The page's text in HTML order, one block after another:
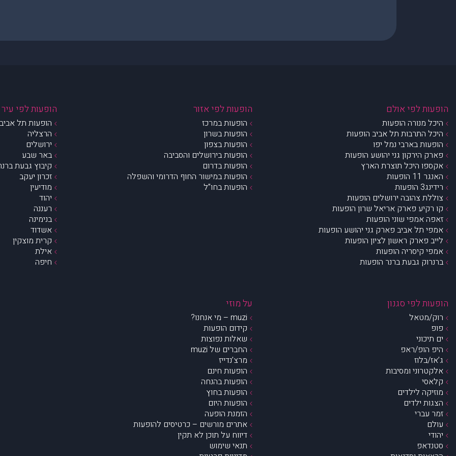
הופעות לפי אולם
היכל מנורה הופעות
היכל התרבות תל אביב הופעות
הופעות בארבי נמל יפו
פארק הירקון גני יהושע הופעות
אקספו היכל תוצרת הארץ
האנגר 11 הופעות
רידינג3 הופעות
צוללת צהובה ירושלים הופעות
קו רקיע פארק אריאל שרון הופעות
זאפה אמפי שוני הופעות
אמפי תל אביב פארק גני יהושע הופעות
לייב פארק ראשון לציון הופעות
אמפי קיסריה הופעות
ברנרוק גבעת ברנר הופעות
הופעות לפי אזור
הופעות במרכז
הופעות בשרון
הופעות בצפון
הופעות בירושלים והסביבה
הופעות בדרום
הופעות במישור החוף הדרומי והשפלה
הופעות בחו”ל
הופעות לפי עיר
הופעות תל
הרצליה
ירושלים
באר שבע
קיבוץ גבעת
זכרון יעקב
מודיעין
יהוד
רעננה
בנימינה
אשדוד
קרית מוצקין
אילת
חיפה
הופעות לפי סגנון
רוק/מטאל
פופ
ים תיכוני
היפ הופ/ראפ
ג’אז/בלוז
אלקטרוני ומסיבות
קלאסי
מוזיקה לילדים
הצגות ילדים
זמר עברי
עולם
יהודי
סטנדאפ
על מוזי
muzi – מי אנחנו?
קידום הופעות
שאלות נפוצות
החברים של muzi
מרצ’נדייז
הופעות חינם
הופעות בהנחה
הופעות בחוץ
הופעות היום
הזמנת הופעה
אתרים מורשים – כרטיסים להופעות
דיווח על תוכן לא תקין
תנאי שימוש